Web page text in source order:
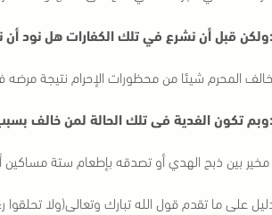
قبل أن نشرع في تلك الكفارات هل نود أن
خالف المحرم شيئا من محظورات الإحرام نتيجة مرضه
تكون الفدية فى تلك الحالة لمن خالف
بين ذبح الهدي أو تصدقه بإطعام ستة مساكين
على ما تقدم قول الله تبارك وتعالى(ولا